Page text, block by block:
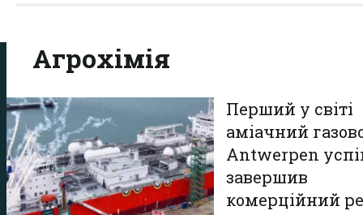
Aгрохімія
Перший у світі
аміачний
Antwerpen
завершив
комерційний